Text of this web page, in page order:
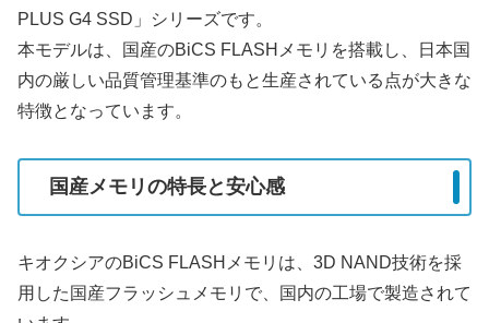
PLUS G4 SSD」シリーズです。
本モデルは、国産のBiCS FLASHメモリを搭載し、日本国
内の厳しい品質管理基準のもと生産されている点が大きな
特徴となっています。
国産メモリの特長と安心感
キオクシアのBiCS FLASHメモリは、3D NAND技術を採
用した国産フラッシュメモリで、国内の工場で製造されて